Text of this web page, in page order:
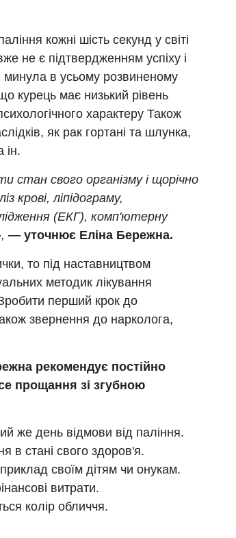
кожні шість секунд у світі
не є підтвердженням успіху і
минула в усьому розвиненому
курець має низький рівень
характеру Також
як рак гортані та шлунка,
ін.
стан свого організму і щорічно
крові, ліпідограму,
(ЕКГ), комп'ютерну
— уточнює Еліна Бережна.
то під наставництвом
методик лікування
перший крок до
звернення до нарколога,
рекомендує постійно
прощання зі згубною
же день відмови від паління.
в стані свого здоров'я.
своїм дітям чи онукам.
витрати.
колір обличчя.